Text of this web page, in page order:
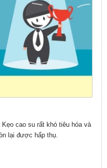
cao su rất khó tiêu hóa và
lại được hấp thụ.